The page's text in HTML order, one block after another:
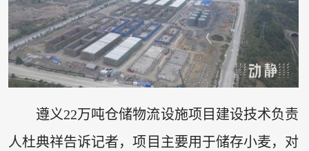
遵义22万吨仓储物流设施项目建设技术负责
人杜典祥告诉记者，项目主要用于储存小麦，对